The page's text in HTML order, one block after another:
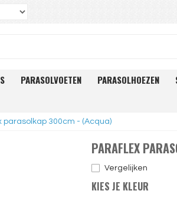
PARASOLVOETEN PARASOLHOEZEN
parasolkap 300cm - (Acqua)
PARAFLEX
Vergelijken
KIES JE KLEUR